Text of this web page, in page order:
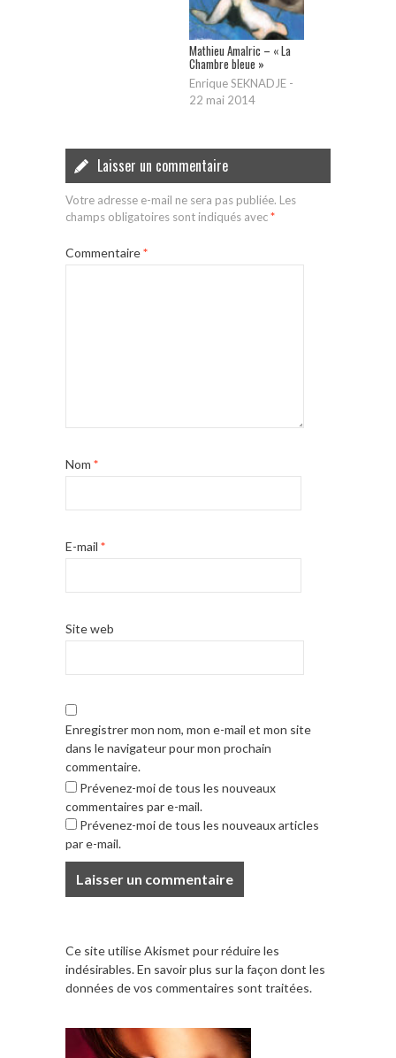
Mathieu Amalric – « La
Chambre bleue »
Enrique SEKNADJE -
22 mai 2014
Laisser un commentaire
Votre adresse e-mail ne sera pas publiée. Les
champs obligatoires sont indiqués avec*
Commentaire*
Nom *
E-mail *
Site web
Enregistrer mon nom, mon e-mail et mon site
dans le navigateur pour mon prochain
commentaire.
Prévenez-moi de tous les nouveaux
commentaires par e-mail.
Prévenez-moi de tous les nouveaux articles
par e-mail.
Ce site utilise Akismet pour réduire les
indésirables.En savoir plus sur la façon dont les
données de vos commentaires sont traitées.